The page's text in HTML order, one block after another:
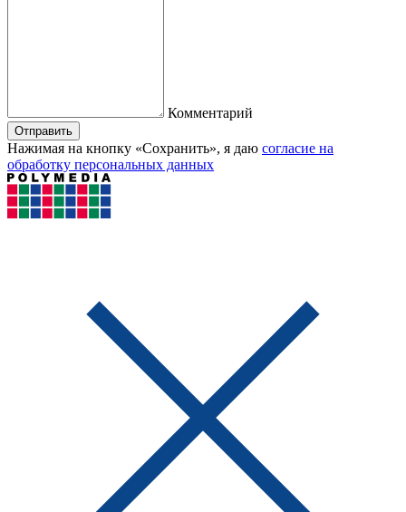
Комментарий
Отправить
Нажимая на кнопку «Сохранить», я даю согласие на
обработку персональных данных